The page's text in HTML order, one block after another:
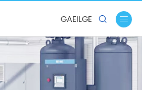
GAEILGE  